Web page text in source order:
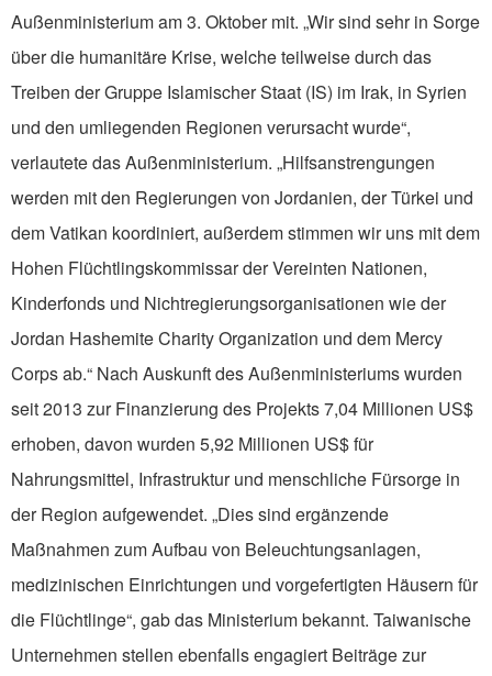
Außenministerium am 3. Oktober mit. „Wir sind sehr in Sorge
über die humanitäre Krise, welche teilweise durch das
Treiben der Gruppe Islamischer Staat (IS) im Irak, in Syrien
und den umliegenden Regionen verursacht wurde“,
verlautete das Außenministerium. „Hilfsanstrengungen
werden mit den Regierungen von Jordanien, der Türkei und
dem Vatikan koordiniert, außerdem stimmen wir uns mit dem
Hohen Flüchtlingskommissar der Vereinten Nationen,
Kinderfonds und Nichtregierungsorganisationen wie der
Jordan Hashemite Charity Organization und dem Mercy
Corps ab.“ Nach Auskunft des Außenministeriums wurden
seit 2013 zur Finanzierung des Projekts 7,04 Millionen US$
erhoben, davon wurden 5,92 Millionen US$ für
Nahrungsmittel, Infrastruktur und menschliche Fürsorge in
der Region aufgewendet. „Dies sind ergänzende
Maßnahmen zum Aufbau von Beleuchtungsanlagen,
medizinischen Einrichtungen und vorgefertigten Häusern für
die Flüchtlinge“, gab das Ministerium bekannt. Taiwanische
Unternehmen stellen ebenfalls engagiert Beiträge zur